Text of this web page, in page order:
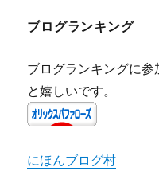
ブログランキング
ブログランキングに
と嬉しいです。
にほんブログ村